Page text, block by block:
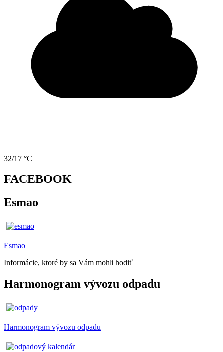
32/17 °C
FACEBOOK
Esmao
Esmao
Informácie, ktoré by sa Vám mohli hodiť
Harmonogram vývozu odpadu
Harmonogram vývozu odpadu